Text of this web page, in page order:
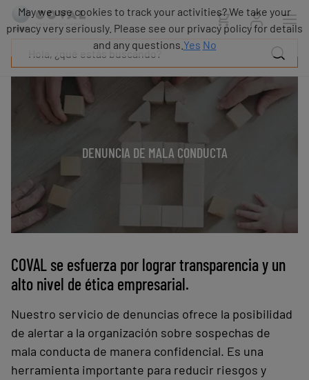
DENUNCIA DE MALA CONDUCTA
COVAL se esfuerza por lograr transparencia y un
alto nivel de ética empresarial.
Nuestro servicio de denuncias ofrece la posibilidad
de alertar a la organización sobre sospechas de
mala conducta de manera confidencial. Es una
herramienta importante para reducir riesgos y
Productos
Industrias
Recursos
Sobre
Distribuidores
comercial
Contacto
May we use cookies to track your activities? We take your
privacy very seriously. Please see our privacy policy for details
and any questions. Yes No